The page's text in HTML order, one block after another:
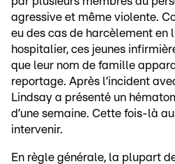
agressive et même violente.
eu des cas de harcèlement en
hospitalier, ces jeunes
que leur nom de famille
reportage. Après l’incident
Lindsay a présenté un
d’une semaine. Cette fois-là
intervenir.
En règle générale, la plupart